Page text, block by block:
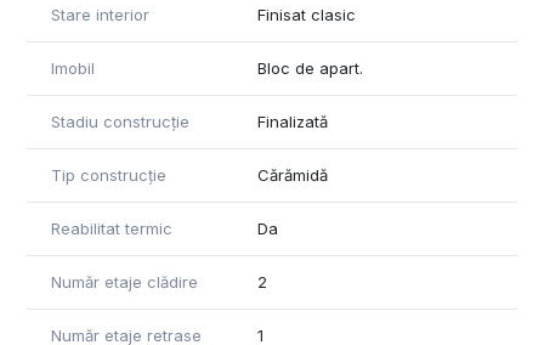
Stare interior Finisat clasic
Imobil Bloc de apart.
Stadiu construcție Finalizată
Tip construcție Cărămidă
Reabilitat termic Da
Număr etaje clădire 2
Număr etaje retrase 1